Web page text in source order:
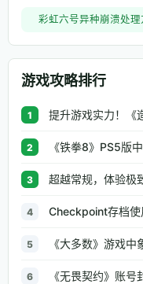
彩虹六号异种崩溃处理
游戏攻略排行
1
2 《铁拳8》PS5版
3
4 Checkpoint存档使
5 《大多数》游戏
6 《无畏契约》账